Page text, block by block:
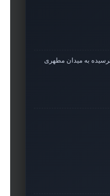
به میدان مطهری